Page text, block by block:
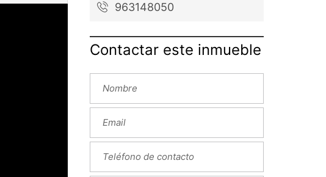
963148050
Contactar este inmueble